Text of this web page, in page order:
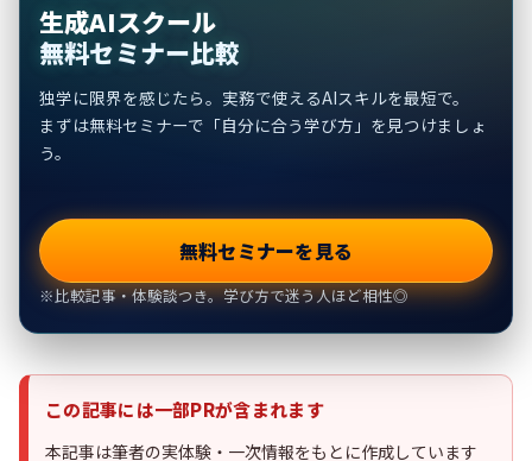
生成AIスクール
無料セミナー比較
独学に限界を感じたら。実務で使えるAIスキルを最短で。
まずは無料セミナーで「自分に合う学び方」を見つけましょ
う。
無料セミナーを見る
※比較記事・体験談つき。学び方で迷う人ほど相性◎
この記事には一部PRが含まれます
本記事は筆者の実体験・一次情報をもとに作成しています